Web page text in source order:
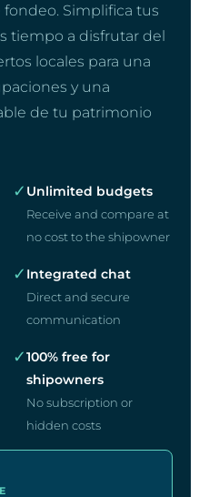
Simplifica tus
tiempo a disfrutar del
locales para una
y una
de tu patrimonio
✓ Unlimited budgets
Receive and compare at
no cost to the shipowner
✓ Integrated chat
Direct and secure
communication
✓100% free for
shipowners
No subscription or
hidden costs